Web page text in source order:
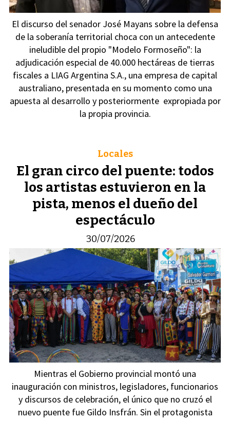
El discurso del senador José Mayans sobre la defensa
de la soberanía territorial choca con un antecedente
ineludible del propio "Modelo Formoseño": la
adjudicación especial de 40.000 hectáreas de tierras
fiscales a LIAG Argentina S.A., una empresa de capital
australiano, presentada en su momento como una
apuesta al desarrollo y posteriormente expropiada por
la propia provincia.
El gran circo del puente: todos
los artistas estuvieron en la
pista, menos el dueño del
espectáculo
Locales
30/07/2026
Mientras el Gobierno provincial montó una
inauguración con ministros, legisladores, funcionarios
y discursos de celebración, el único que no cruzó el
nuevo puente fue Gildo Insfrán. Sin el protagonista